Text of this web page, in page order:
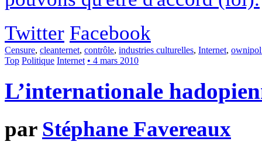
Twitter Facebook
Censure, cleanternet, contrôle, industries culturelles, Internet,
Top Politique Internet • 4 mars 2010
L’internationale
par Stéphane Favereaux